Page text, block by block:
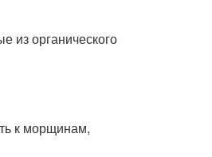
из органического
к морщинам,